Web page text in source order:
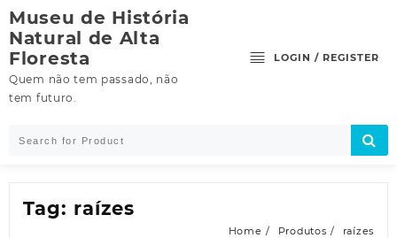
Skip
to
content
Museu de História
Natural de Alta
Floresta
Quem não tem passado, não
tem futuro.
LOGIN / REGISTER
Tag: raízes
Home Produtos raízes